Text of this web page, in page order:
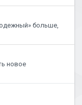
больше,
новое